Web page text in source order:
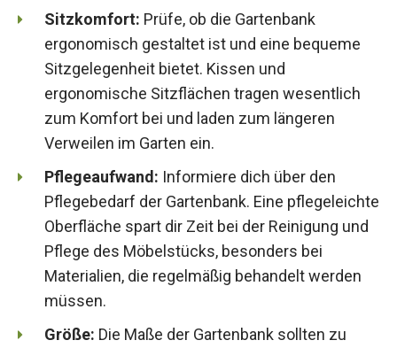
Sitzkomfort: Prüfe, ob die Gartenbank
ergonomisch gestaltet ist und eine bequeme
Sitzgelegenheit bietet. Kissen und
ergonomische Sitzflächen tragen wesentlich
zum Komfort bei und laden zum längeren
Verweilen im Garten ein.
Pflegeaufwand: Informiere dich über den
Pflegebedarf der Gartenbank. Eine pflegeleichte
Oberfläche spart dir Zeit bei der Reinigung und
Pflege des Möbelstücks, besonders bei
Materialien, die regelmäßig behandelt werden
müssen.
Größe: Die Maße der Gartenbank sollten zu